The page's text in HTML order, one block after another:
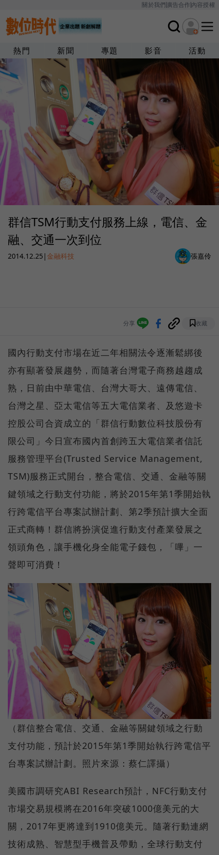
關於我們廣告合作內容授權
熱門 新聞 專題 影音 活動
群信TSM行動支付服務上線，電信、金
融、交通一次到位
2014.12.25 |金融科技 張嘉伶
分享 收藏
國內行動支付市場在近二年相關法令逐漸鬆綁後
亦有顯著發展趨勢，而隨著台灣電子商務越趨成
熟，日前由中華電信、台灣大哥大、遠傳電信、
台灣之星、亞太電信等五大電信業者、及悠遊卡
控股公司合資成立的「群信行動數位科技股份有
限公司」今日宣布國內首創跨五大電信業者信託
服務管理平台(Trusted Service Management,
TSM)服務正式開台，整合電信、交通、金融等關
鍵領域之行動支付功能，將於2015年第1季開始執
行跨電信平台專案試辦計劃、第2季預計擴大全面
正式商轉！群信將扮演促進行動支付產業發展之
領頭角色，讓手機化身全能電子錢包，「嗶」一
聲即可消費！
（群信整合電信、交通、金融等關鍵領域之行動
支付功能，預計於2015年第1季開始執行跨電信平
台專案試辦計劃。照片來源：蔡仁譯攝）
美國市調研究ABI Research預計，NFC行動支付
市場交易規模將在2016年突破1000億美元的大
關，2017年更將達到1910億美元。隨著行動連網
技術成熟、智慧型手機普及帶動，全球行動支付